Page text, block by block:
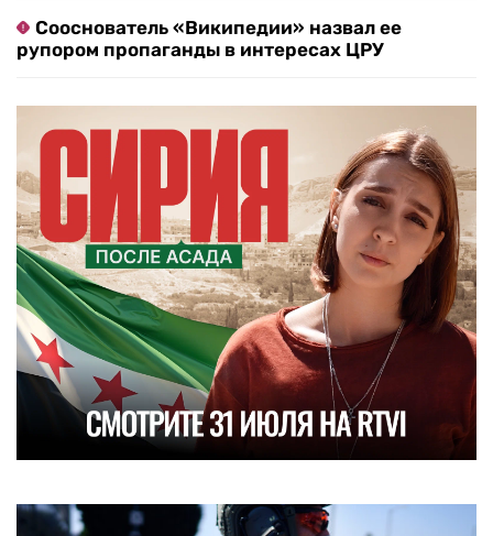
Сооснователь «Википедии» назвал ее
рупором пропаганды в интересах ЦРУ